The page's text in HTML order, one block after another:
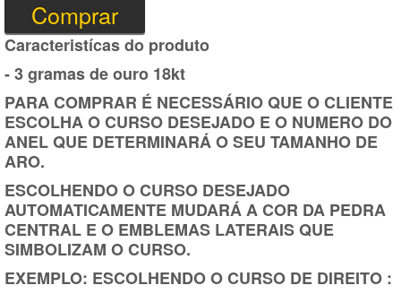
Caracteristícas do produto
- 3 gramas de ouro 18kt
PARA COMPRAR É NECESSÁRIO QUE O CLIENTE
ESCOLHA O CURSO DESEJADO E O NUMERO DO
ANEL QUE DETERMINARÁ O SEU TAMANHO DE
ARO.
ESCOLHENDO O CURSO DESEJADO
AUTOMATICAMENTE MUDARÁ A COR DA PEDRA
CENTRAL E O EMBLEMAS LATERAIS QUE
SIMBOLIZAM O CURSO.
EXEMPLO: ESCOLHENDO O CURSO DE DIREITO :